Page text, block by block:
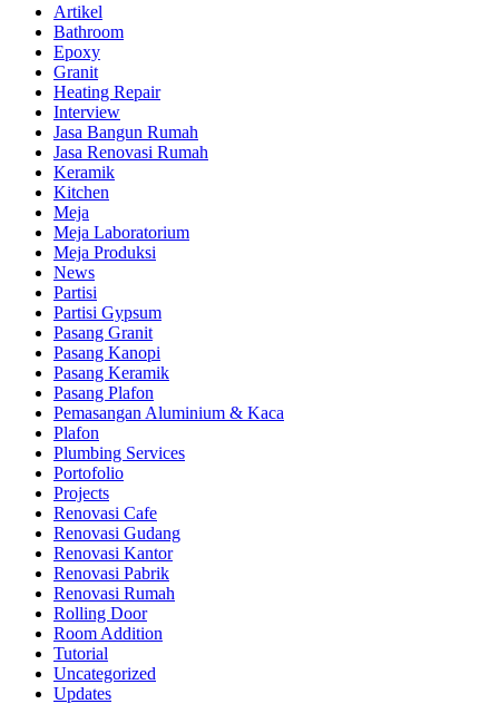
Artikel
Bathroom
Epoxy
Granit
Heating Repair
Interview
Jasa Bangun Rumah
Jasa Renovasi Rumah
Keramik
Kitchen
Meja
Meja Laboratorium
Meja Produksi
News
Partisi
Partisi Gypsum
Pasang Granit
Pasang Kanopi
Pasang Keramik
Pasang Plafon
Pemasangan Aluminium & Kaca
Plafon
Plumbing Services
Portofolio
Projects
Renovasi Cafe
Renovasi Gudang
Renovasi Kantor
Renovasi Pabrik
Renovasi Rumah
Rolling Door
Room Addition
Tutorial
Uncategorized
Updates